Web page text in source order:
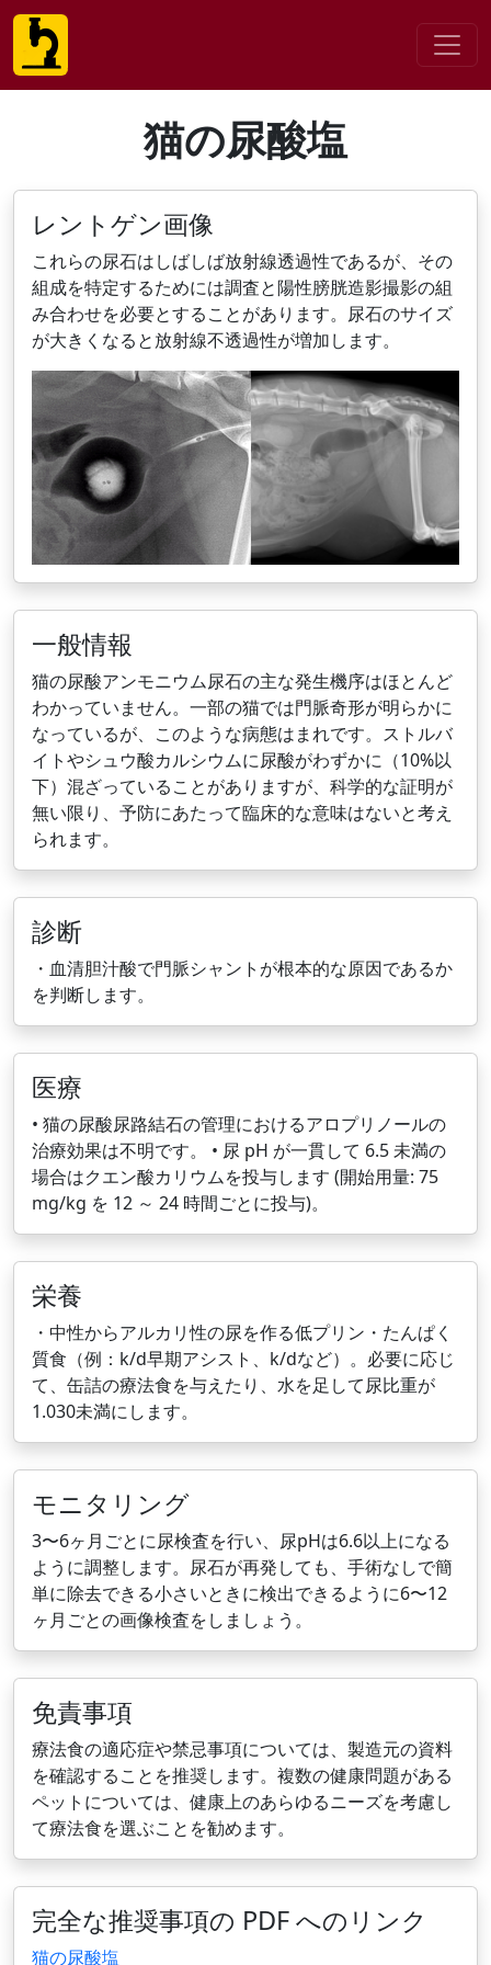
猫の尿酸塩
レントゲン画像
これらの尿石はしばしば放射線透過性であるが、その
組成を特定するためには調査と陽性膀胱造影撮影の組
み合わせを必要とすることがあります。尿石のサイズ
が大きくなると放射線不透過性が増加します。
一般情報
猫の尿酸アンモニウム尿石の主な発生機序はほとんど
わかっていません。一部の猫では門脈奇形が明らかに
なっているが、このような病態はまれです。ストルバ
イトやシュウ酸カルシウムに尿酸がわずかに（10%以
下）混ざっていることがありますが、科学的な証明が
無い限り、予防にあたって臨床的な意味はないと考え
られます。
診断
・血清胆汁酸で門脈シャントが根本的な原因であるか
を判断します。
医療
• 猫の尿酸尿路結石の管理におけるアロプリノールの
治療効果は不明です。 • 尿 pH が一貫して 6.5 未満の
場合はクエン酸カリウムを投与します (開始用量: 75
mg/kg を 12 ～ 24 時間ごとに投与)。
栄養
・中性からアルカリ性の尿を作る低プリン・たんぱく
質食（例：k/d早期アシスト、k/dなど）。必要に応じ
て、缶詰の療法食を与えたり、水を足して尿比重が
1.030未満にします。
モニタリング
3〜6ヶ月ごとに尿検査を行い、尿pHは6.6以上になる
ように調整します。尿石が再発しても、手術なしで簡
単に除去できる小さいときに検出できるように6〜12
ヶ月ごとの画像検査をしましょう。
免責事項
療法食の適応症や禁忌事項については、製造元の資料
を確認することを推奨します。複数の健康問題がある
ペットについては、健康上のあらゆるニーズを考慮し
て療法食を選ぶことを勧めます。
完全な推奨事項の PDF へのリンク
猫の尿酸塩